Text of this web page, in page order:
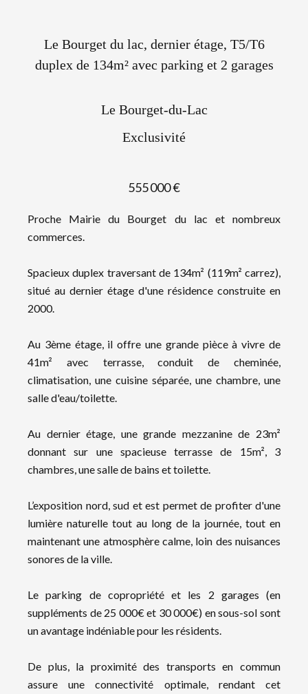
Le Bourget du lac, dernier étage, T5/T6
duplex de 134m² avec parking et 2 garages
Le Bourget-du-Lac
Exclusivité
555 000 €
Proche Mairie du Bourget du lac et nombreux
commerces.
Spacieux duplex traversant de 134m² (119m² carrez),
situé au dernier étage d'une résidence construite en
2000.
Au 3ème étage, il offre une grande pièce à vivre de
41m² avec terrasse, conduit de cheminée,
climatisation, une cuisine séparée, une chambre, une
salle d'eau/toilette.
Au dernier étage, une grande mezzanine de 23m²
donnant sur une spacieuse terrasse de 15m², 3
chambres, une salle de bains et toilette.
L’exposition nord, sud et est permet de profiter d'une
lumière naturelle tout au long de la journée, tout en
maintenant une atmosphère calme, loin des nuisances
sonores de la ville.
Le parking de copropriété et les 2 garages (en
suppléments de 25 000€ et 30 000€) en sous-sol sont
un avantage indéniable pour les résidents.
De plus, la proximité des transports en commun
assure une connectivité optimale, rendant cet